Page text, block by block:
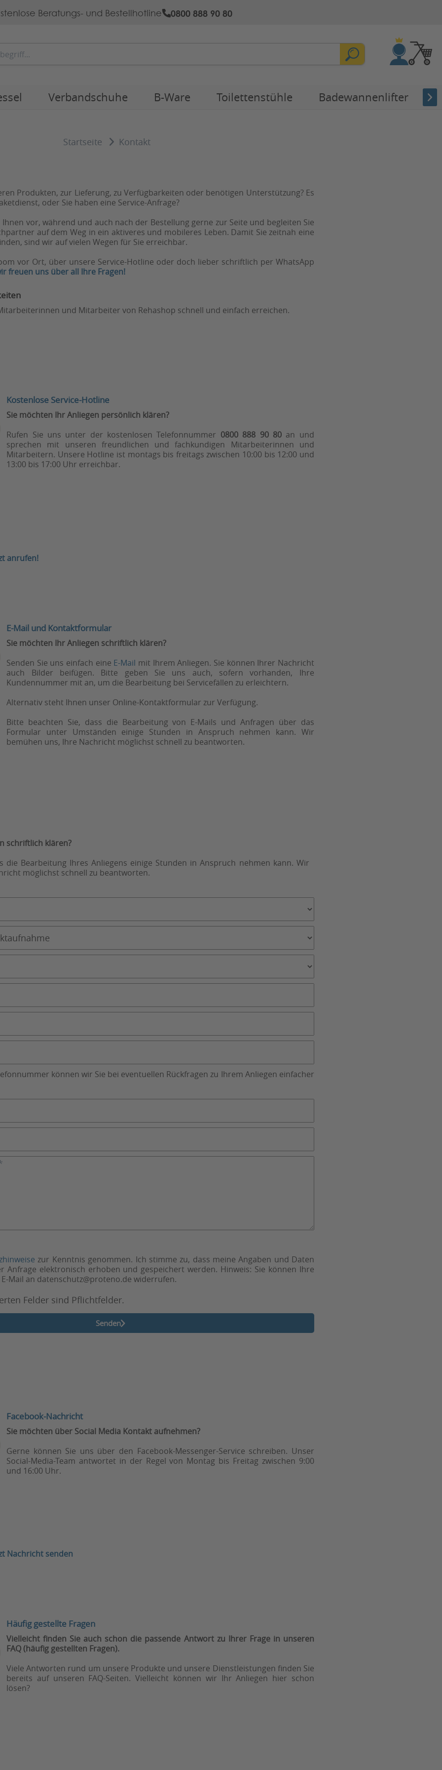
Beratungs- und Bestellhotline 0800 888 90 80
Verbandschuhe B-Ware Toilettenstühle Badewannenlifter
Startseite Kontakt
schriftlich klären?
die Bearbeitung Ihres Anliegens einige Stunden in Anspruch nehmen kann. Wir
möglichst schnell zu beantworten.
können wir Sie bei eventuellen Rückfragen zu Ihrem Anliegen einfacher
zur Kenntnis genommen. Ich stimme zu, dass meine Angaben und Daten
Anfrage elektronisch erhoben und gespeichert werden. Hinweis: Sie können Ihre
Mail an datenschutz@proteno.de widerrufen.
Felder sind Pflichtfelder.
Senden
Produkten, zur Lieferung, zu Verfügbarkeiten oder benötigen Unterstützung? Es
oder Sie haben eine Service-Anfrage?
vor, während und auch nach der Bestellung gerne zur Seite und begleiten Sie
auf dem Weg in ein aktiveres und mobileres Leben. Damit Sie zeitnah eine
sind wir auf vielen Wegen für Sie erreichbar.
vor Ort, über unsere Service-Hotline oder doch lieber schriftlich per WhatsApp
freuen uns über all Ihre Fragen!
und Mitarbeiter von Rehashop schnell und einfach erreichen.
Häufig gestellte Fragen
Vielleicht finden Sie auch schon die passende Antwort zu Ihrer Frage in unseren
FAQ (häufig gestellten Fragen).
Viele Antworten rund um unsere Produkte und unsere Dienstleistungen finden Sie
bereits auf unseren FAQ-Seiten. Vielleicht können wir Ihr Anliegen hier schon
lösen?
Facebook-Nachricht
Sie möchten über Social Media Kontakt aufnehmen?
Gerne können Sie uns über den Facebook-Messenger-Service schreiben. Unser
Social-Media-Team antwortet in der Regel von Montag bis Freitag zwischen 9:00
und 16:00 Uhr.
Nachricht senden
Kostenlose Service-Hotline
Sie möchten Ihr Anliegen persönlich klären?
Rufen Sie uns unter der kostenlosen Telefonnummer 0800 888 90 80 an und
sprechen mit unseren freundlichen und fachkundigen Mitarbeiterinnen und
Mitarbeitern. Unsere Hotline ist montags bis freitags zwischen 10:00 bis 12:00 und
13:00 bis 17:00 Uhr erreichbar.
E-Mail und Kontaktformular
Sie möchten Ihr Anliegen schriftlich klären?
Senden Sie uns einfach eine E-Mail mit Ihrem Anliegen. Sie können Ihrer Nachricht
auch Bilder beifügen. Bitte geben Sie uns auch, sofern vorhanden, Ihre
Kundennummer mit an, um die Bearbeitung bei Servicefällen zu erleichtern.
Alternativ steht Ihnen unser Online-Kontaktformular zur Verfügung.
Bitte beachten Sie, dass die Bearbeitung von E-Mails und Anfragen über das
Formular unter Umständen einige Stunden in Anspruch nehmen kann. Wir
bemühen uns, Ihre Nachricht möglichst schnell zu beantworten.
anrufen!